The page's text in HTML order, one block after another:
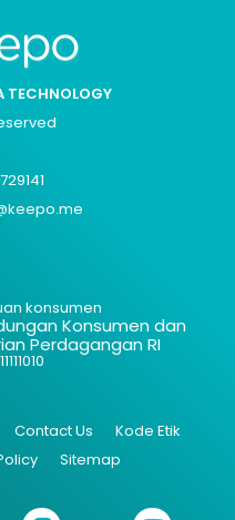
TECHNOLOGY
konsumen
Konsumen dan
Perdagangan RI
Contact Us
Kode Etik
Sitemap